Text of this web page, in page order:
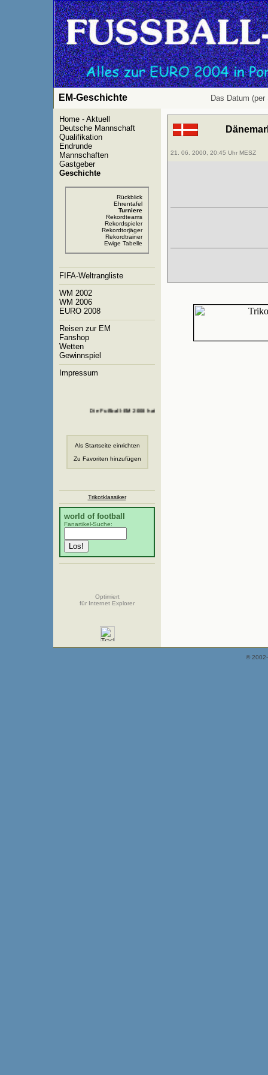
EM-Geschichte Das Datum
Home - Aktuell
Deutsche Mannschaft
Qualifikation
Endrunde
Mannschaften
Gastgeber
Geschichte
Rückblick
Ehrentafel
Turniere
Rekordteams
Rekordspieler
Rekordtorjäger
Rekordtrainer
Ewige Tabelle
FIFA-Weltrangliste
WM 2002
WM 2006
EURO 2008
Reisen zur EM
Fanshop
Wetten
Gewinnspiel
Impressum
Die Fußball-EM 2008 hat begonnen!
Als Startseite einrichten
Zu Favoriten hinzufügen
Trikotklassiker
world of football
Fanartikel-Suche:
Optimiert
für Internet Explorer
21. 06. 2000, 20:45 Uhr MESZ
©